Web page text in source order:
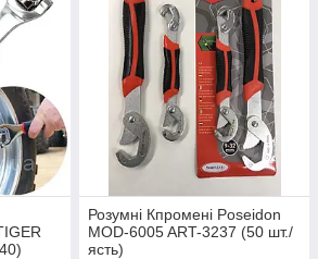
Розумні Кпромені Poseidon
MOD-6005 ART-3237 (50 шт./
ясть)